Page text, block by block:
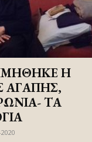
Η
ΑΓΑΠΗΣ,
ΤΑ